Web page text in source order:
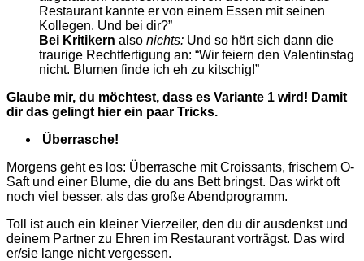
Restaurant kannte er von einem Essen mit seinen
Kollegen. Und bei dir?”
Bei Kritikern also nichts: Und so hört sich dann die
traurige Rechtfertigung an: “Wir feiern den Valentinstag
nicht. Blumen finde ich eh zu kitschig!”
Glaube mir, du möchtest, dass es Variante 1 wird! Damit
dir das gelingt hier ein paar Tricks.
Überrasche!
Morgens geht es los: Überrasche mit Croissants, frischem O-
Saft und einer Blume, die du ans Bett bringst. Das wirkt oft
noch viel besser, als das große Abendprogramm.
Toll ist auch ein kleiner Vierzeiler, den du dir ausdenkst und
deinem Partner zu Ehren im Restaurant vorträgst. Das wird
er/sie lange nicht vergessen.